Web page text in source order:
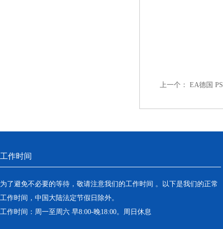
上一个： EA德国
工作时间
为了避免不必要的等待，敬请注意我们的工作时间 。以下是我们的正常
工作时间，中国大陆法定节假日除外。
工作时间：周一至周六 早8:00-晚18:00。周日休息